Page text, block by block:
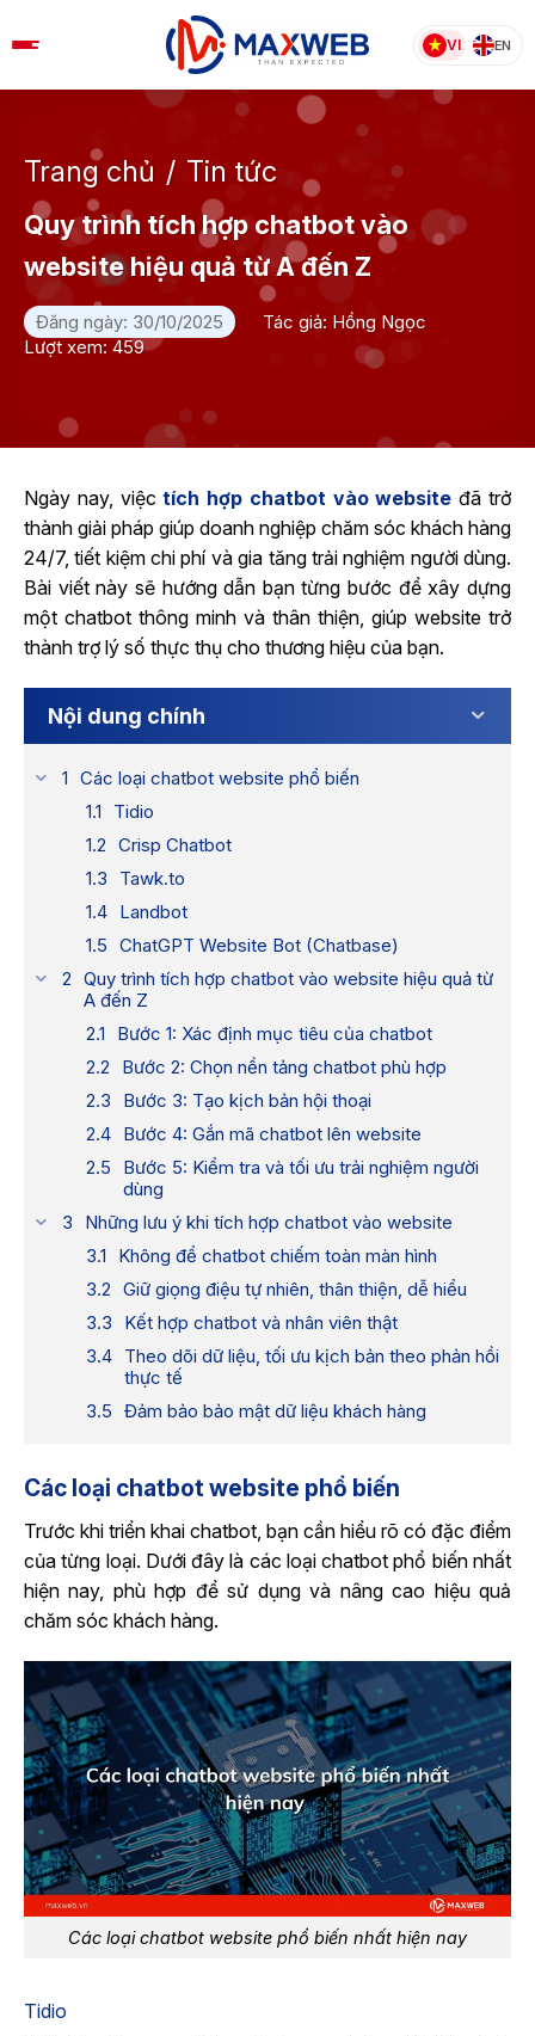
to
VI EN
Trang chủ / Tin tức
Quy trình tích hợp chatbot vào
website hiệu quả từ A đến Z
Đăng ngày: 30/10/2025
Tác giả: Hồng Ngọc
Lượt xem: 459
Ngày nay, việctích hợp chatbot vào website đã trở
thành giải pháp giúp doanh nghiệp chăm sóc khách hàng
24/7, tiết kiệm chi phí và gia tăng trải nghiệm người dùng.
Bài viết này sẽ hướng dẫn bạn từng bước để xây dựng
một chatbot thông minh và thân thiện, giúp website trở
thành trợ lý số thực thụ cho thương hiệu của bạn.
Nội dung chính
Các loại chatbot website phổ biến
Tidio
Crisp Chatbot
Tawk.to
Landbot
ChatGPT Website Bot (Chatbase)
Quy trình tích hợp chatbot vào website hiệu quả từ
A đến Z
Bước 1: Xác định mục tiêu của chatbot
Bước 2: Chọn nền tảng chatbot phù hợp
Bước 3: Tạo kịch bản hội thoại
Bước 4: Gắn mã chatbot lên website
Bước 5: Kiểm tra và tối ưu trải nghiệm người
dùng
Những lưu ý khi tích hợp chatbot vào website
Không để chatbot chiếm toàn màn hình
Giữ giọng điệu tự nhiên, thân thiện, dễ hiểu
Kết hợp chatbot và nhân viên thật
Theo dõi dữ liệu, tối ưu kịch bản theo phản hồi
thực tế
Đảm bảo bảo mật dữ liệu khách hàng
Các loại chatbot website phổ biến
Trước khi triển khai chatbot, bạn cần hiểu rõ có đặc điểm
của từng loại. Dưới đây là các loại chatbot phổ biến nhất
hiện nay, phù hợp để sử dụng và nâng cao hiệu quả
chăm sóc khách hàng.
Các loại chatbot website phổ biến nhất hiện nay
Tidio